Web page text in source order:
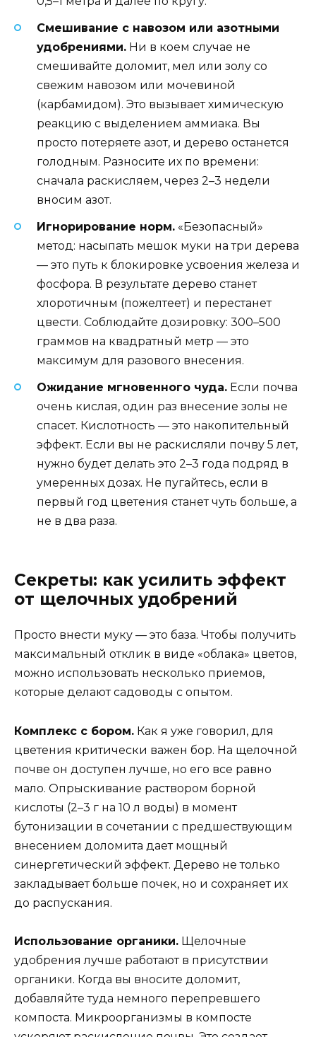
Смешивание с навозом или азотными
удобрениями. Ни в коем случае не
смешивайте доломит, мел или золу со
свежим навозом или мочевиной
(карбамидом). Это вызывает химическую
реакцию с выделением аммиака. Вы
просто потеряете азот, и дерево останется
голодным. Разносите их по времени:
сначала раскисляем, через 2–3 недели
вносим азот.
Игнорирование норм. «Безопасный»
метод: насыпать мешок муки на три дерева
— это путь к блокировке усвоения железа и
фосфора. В результате дерево станет
хлоротичным (пожелтеет) и перестанет
цвести. Соблюдайте дозировку: 300–500
граммов на квадратный метр — это
максимум для разового внесения.
Ожидание мгновенного чуда. Если почва
очень кислая, один раз внесение золы не
спасет. Кислотность — это накопительный
эффект. Если вы не раскисляли почву 5 лет,
нужно будет делать это 2–3 года подряд в
умеренных дозах. Не пугайтесь, если в
первый год цветения станет чуть больше, а
не в два раза.
Секреты: как усилить эффект
от щелочных удобрений
Просто внести муку — это база. Чтобы получить
максимальный отклик в виде «облака» цветов,
можно использовать несколько приемов,
которые делают садоводы с опытом.
Комплекс с бором. Как я уже говорил, для
цветения критически важен бор. На щелочной
почве он доступен лучше, но его все равно
мало. Опрыскивание раствором борной
кислоты (2–3 г на 10 л воды) в момент
бутонизации в сочетании с предшествующим
внесением доломита дает мощный
синергетический эффект. Дерево не только
закладывает больше почек, но и сохраняет их
до распускания.
Использование органики. Щелочные
удобрения лучше работают в присутствии
органики. Когда вы вносите доломит,
добавляйте туда немного перепревшего
компоста. Микроорганизмы в компосте